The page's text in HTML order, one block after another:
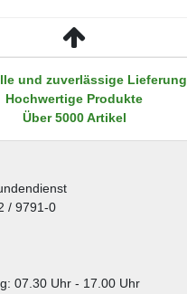
und zuverlässige Lieferung
Hochwertige Produkte
Über 5000 Artikel
/ 9791-0
07.30 Uhr - 17.00 Uhr